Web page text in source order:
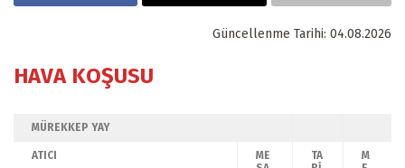
Güncellenme Tarihi: 04.08.2026
HAVA KOŞUSU
MÜREKKEP YAY
ATICI
ME
TA
M